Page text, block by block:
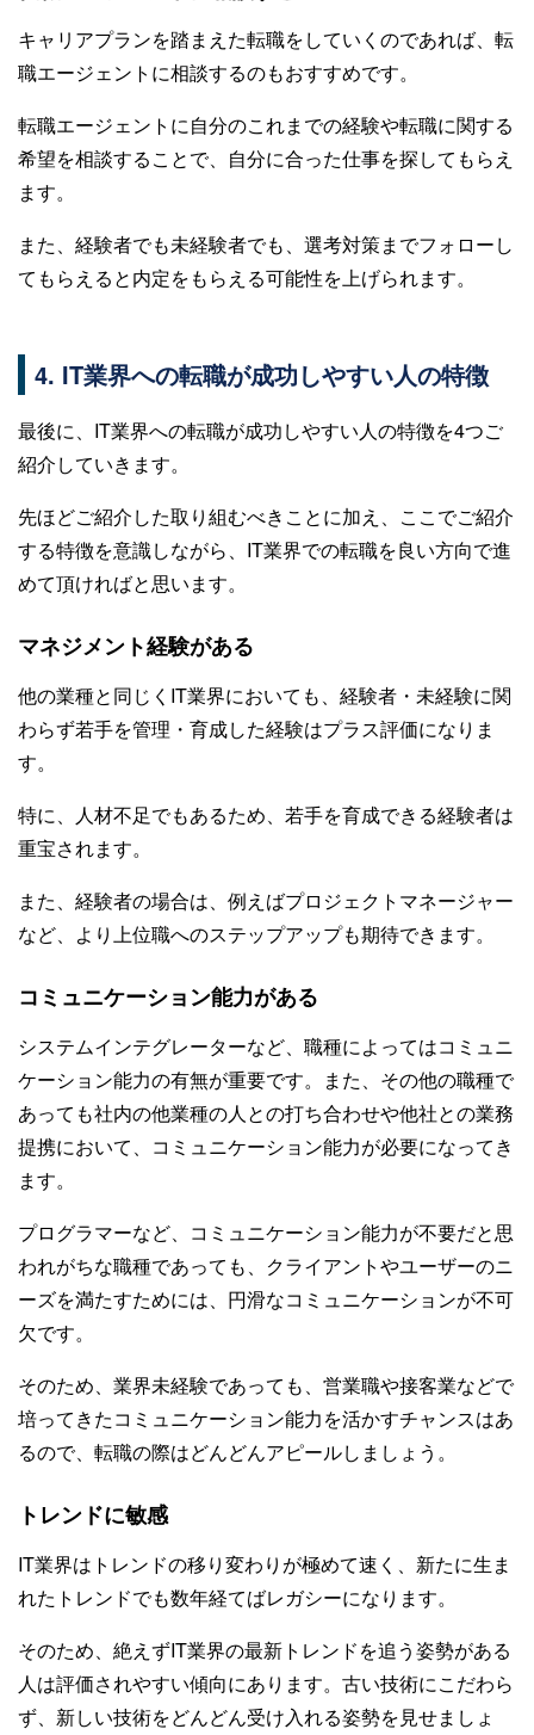
キャリアプランを踏まえた転職をしていくのであれば、転
職エージェントに相談するのもおすすめです。
転職エージェントに自分のこれまでの経験や転職に関する
希望を相談することで、自分に合った仕事を探してもらえ
ます。
また、経験者でも未経験者でも、選考対策までフォローし
てもらえると内定をもらえる可能性を上げられます。
4. IT業界への転職が成功しやすい人の特徴
最後に、IT業界への転職が成功しやすい人の特徴を4つご
紹介していきます。
先ほどご紹介した取り組むべきことに加え、ここでご紹介
する特徴を意識しながら、IT業界での転職を良い方向で進
めて頂ければと思います。
マネジメント経験がある
他の業種と同じくIT業界においても、経験者・未経験に関
わらず若手を管理・育成した経験はプラス評価になりま
す。
特に、人材不足でもあるため、若手を育成できる経験者は
重宝されます。
また、経験者の場合は、例えばプロジェクトマネージャー
など、より上位職へのステップアップも期待できます。
コミュニケーション能力がある
システムインテグレーターなど、職種によってはコミュニ
ケーション能力の有無が重要です。また、その他の職種で
あっても社内の他業種の人との打ち合わせや他社との業務
提携において、コミュニケーション能力が必要になってき
ます。
プログラマーなど、コミュニケーション能力が不要だと思
われがちな職種であっても、クライアントやユーザーのニ
ーズを満たすためには、円滑なコミュニケーションが不可
欠です。
そのため、業界未経験であっても、営業職や接客業などで
培ってきたコミュニケーション能力を活かすチャンスはあ
るので、転職の際はどんどんアピールしましょう。
トレンドに敏感
IT業界はトレンドの移り変わりが極めて速く、新たに生ま
れたトレンドでも数年経てばレガシーになります。
そのため、絶えずIT業界の最新トレンドを追う姿勢がある
人は評価されやすい傾向にあります。古い技術にこだわら
ず、新しい技術をどんどん受け入れる姿勢を見せましょ